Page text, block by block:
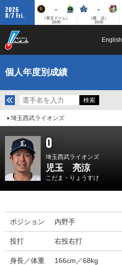
2026
8/7 Fri.
-
（東京ドーム）
18:00
-
（横 浜）
18:00
English
個人年度別成績
埼玉西武ライオンズ
0
埼玉西武ライオンズ
児玉 亮涼
こだま・りょうすけ
ポジション 内野手
投打 右投右打
身長／体重 166cm／68kg